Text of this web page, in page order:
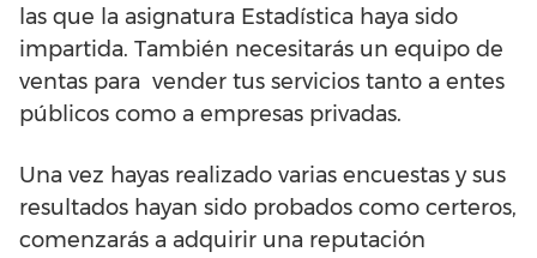
las que la asignatura Estadística haya sido
impartida. También necesitarás un equipo de
ventas para vender tus servicios tanto a entes
públicos como a empresas privadas.
Una vez hayas realizado varias encuestas y sus
resultados hayan sido probados como certeros,
comenzarás a adquirir una reputación